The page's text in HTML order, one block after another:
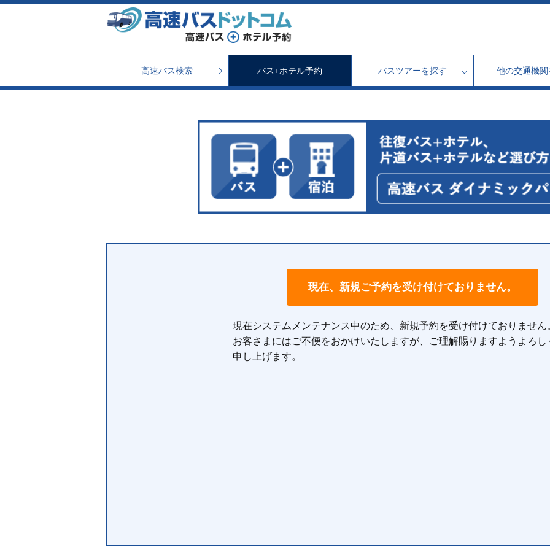
高速バス検索 バス+ホテル予約 バスツアーを探す 他の交通機関
現在システムメンテナンス中のため、新規予約を受け付けておりません
お客さまにはご不便をおかけいたしますが、ご理解賜りますようよろし
申し上げます。